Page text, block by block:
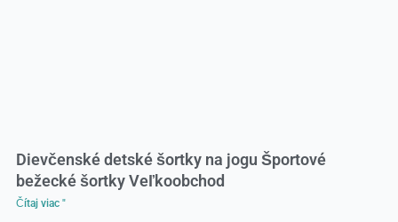
Dievčenské detské šortky na jogu Športové
bežecké šortky Veľkoobchod
Čítaj viac "